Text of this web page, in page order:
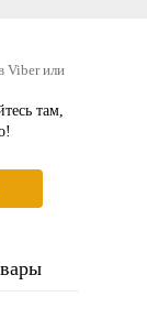
Viber или
там,